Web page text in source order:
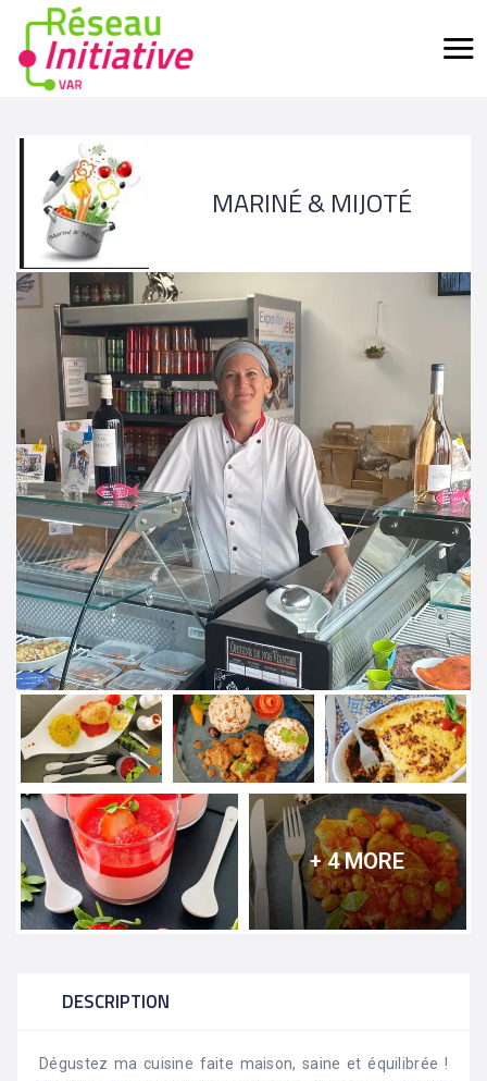
MARINÉ & MIJOTÉ
+ 4 MORE
DESCRIPTION
Dégustez ma cuisine faite maison, saine et équilibrée !